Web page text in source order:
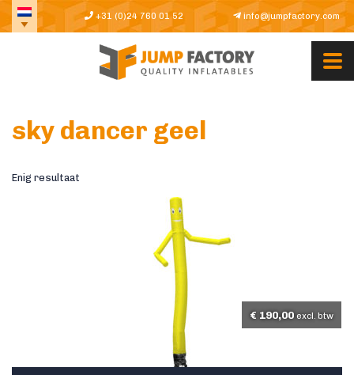
+31 (0)24 760 01 52 info@jumpfactory.com
sky dancer geel
Enig resultaat
€ 190,00 excl. btw